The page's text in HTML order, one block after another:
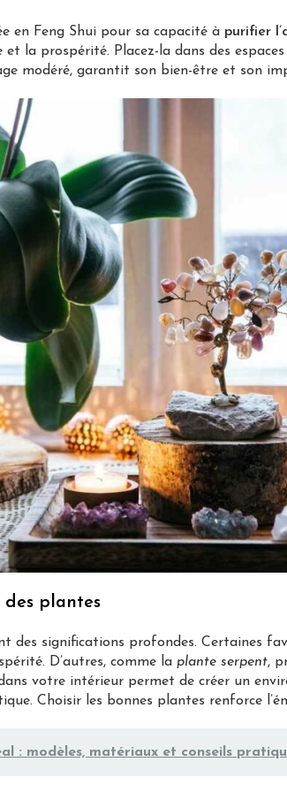
en Feng Shui pour sa capacité à purifier
et la prospérité. Placez-la dans des
modéré, garantit son bien-être et son
plantes
des significations profondes. Certaines
D’autres, comme la plante serpent,
votre intérieur permet de créer un
Choisir les bonnes plantes renforce
: modèles, matériaux et conseils